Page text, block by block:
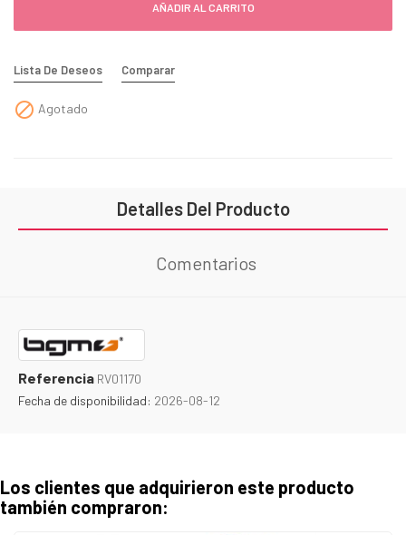
AÑADIR AL CARRITO
Lista De Deseos Comparar
 Agotado
Detalles Del Producto
Comentarios
Referencia RV01170
Fecha de disponibilidad: 2026-08-12
Los clientes que adquirieron este producto
también compraron: